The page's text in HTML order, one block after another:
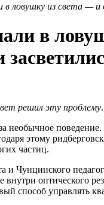
ловушку из света — и
в
решил эту проблему.
необычное
этому
частиц.
и Чунцинского
оптического
способ управлять